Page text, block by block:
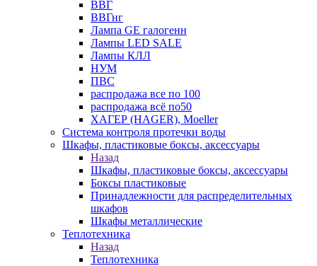
ВВГ
ВВГнг
Лампа GE галогенн
Лампы LED SALE
Лампы КЛЛ
НУМ
ПВС
распродажа все по 100
распродажа всё по50
ХАГЕР (HAGER), Moeller
Система контроля протечки воды
Шкафы, пластиковые боксы, аксессуары
Назад
Шкафы, пластиковые боксы, аксессуары
Боксы пластиковые
Принадлежности для распределительных
шкафов
Шкафы металлические
Теплотехника
Назад
Теплотехника